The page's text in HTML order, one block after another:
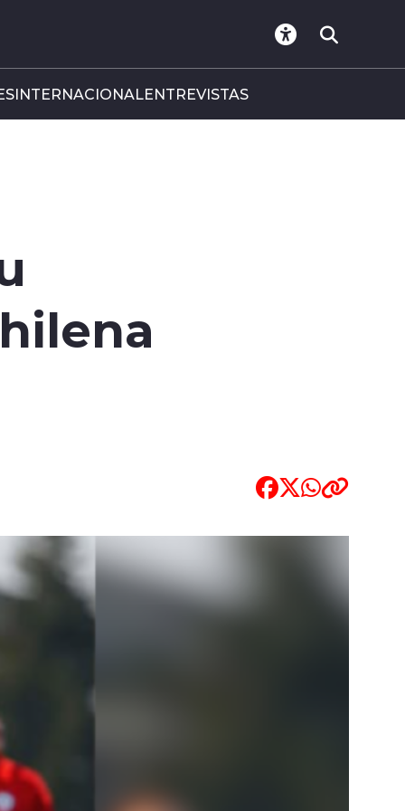
INTERNACIONALENTREVISTAS